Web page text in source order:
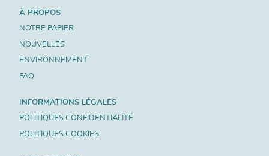
À PROPOS
NOTRE PAPIER
NOUVELLES
ENVIRONNEMENT
FAQ
INFORMATIONS LÉGALES
POLITIQUES CONFIDENTIALITÉ
POLITIQUES COOKIES